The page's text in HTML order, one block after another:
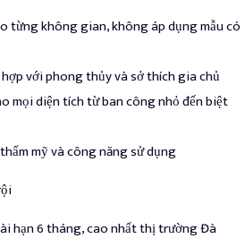
từng không gian, không áp dụng mẫu có
với phong thủy và sở thích gia chủ
mọi diện tích từ ban công nhỏ đến biệt
mỹ và công năng sử dụng
hạn 6 tháng, cao nhất thị trường Đà